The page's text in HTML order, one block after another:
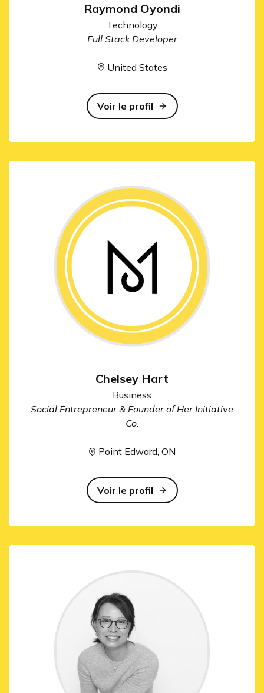
Raymond Oyondi
Technology
Full Stack Developer
United States
Voir le profil
Chelsey Hart
Business
Social Entrepreneur & Founder of Her Initiative
Co.
Point Edward, ON
Voir le profil